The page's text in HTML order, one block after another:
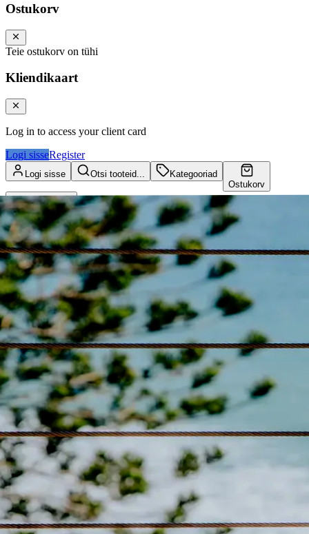
Ostukorv
Teie ostukorv on tühi
Kliendikaart
Log in to access your client card
Logi sisseRegister
Logi sisse Otsi tooteid...
Kategooriad
Ostukorv
Kliendikaart